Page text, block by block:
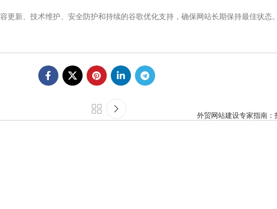
更新、技术维护、安全防护和持续的谷歌优化支持，确保网站长期保持最佳状态。
外贸网站建设专家指南